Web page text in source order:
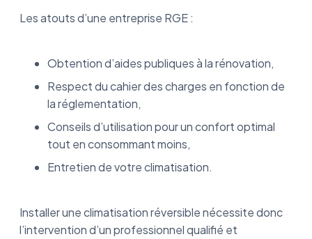
Les atouts d’une entreprise RGE :
Obtention d’aides publiques à la rénovation,
Respect du cahier des charges en fonction de
la réglementation,
Conseils d’utilisation pour un confort optimal
tout en consommant moins,
Entretien de votre climatisation.
Installer une climatisation réversible nécessite donc
l’intervention d’un professionnel qualifié et